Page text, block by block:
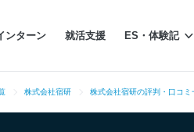
ンターン 就活支援 ES・体験記
株式会社宿研 株式会社宿研の評判・口コミ